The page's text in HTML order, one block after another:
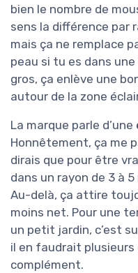
bien le nombre de
sens la différence par
mais ça ne remplace
peau si tu es dans
gros, ça enlève une
autour de la zone
La marque parle d’une
Honnêtement, ça me
dirais que pour être
dans un rayon de 3 à
Au-delà, ça attire
moins net. Pour une
un petit jardin, c’est
il en faudrait plusieurs
complément.